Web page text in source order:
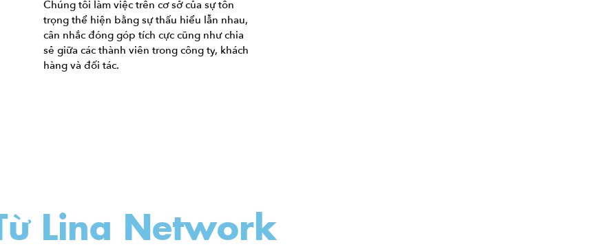
Chúng tôi làm việc trên cơ sở của sự tôn
trọng thể hiện bằng sự thấu hiểu lẫn nhau,
cân nhắc đóng góp tích cực cũng như chia
sẻ giữa các thành viên trong công ty, khách
hàng và đối tác.
Lina Network